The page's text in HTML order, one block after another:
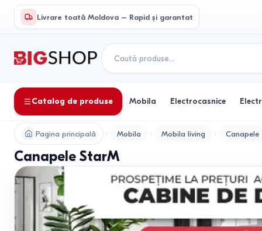
Livrare toată Moldova – Rapid și garantat
Catalog de produse Mobila Electrocasnice
Pagina principală Mobila Mobila living Canapele
Canapele StarM